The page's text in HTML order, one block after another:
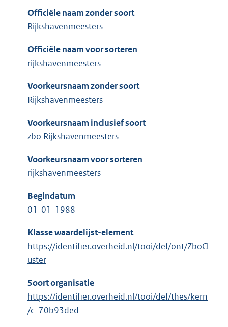
Officiële naam zonder soort
Rijkshavenmeesters
Officiële naam voor sorteren
rijkshavenmeesters
Voorkeursnaam zonder soort
Rijkshavenmeesters
Voorkeursnaam inclusief soort
zbo Rijkshavenmeesters
Voorkeursnaam voor sorteren
rijkshavenmeesters
Begindatum
01-01-1988
Klasse waardelijst-element
https://identifier.overheid.nl/tooi/def/ont/ZboCl
uster
Soort organisatie
https://identifier.overheid.nl/tooi/def/thes/kern
/c_70b93ded